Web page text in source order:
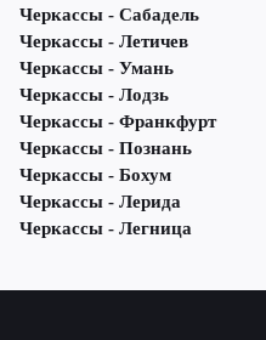
Черкассы - Сабадель
Черкассы - Летичeв
Черкассы - Умань
Черкассы - Лодзь
Черкассы - Франкфурт
Черкассы - Познань
Черкассы - Бохум
Черкассы - Лерида
Черкассы - Легница